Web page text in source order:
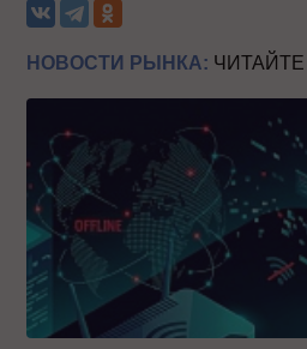
НОВОСТИ РЫНКА: